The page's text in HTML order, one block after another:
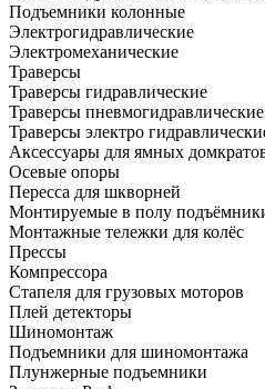
Подъемники колонные
Электрогидравлические
Электромеханические
Траверсы
Траверсы гидравлические
Траверсы пневмогидравлические
Траверсы электро
Аксессуары для ямных
Осевые опоры
Пересса для шкворней
Монтируемые в полу
Монтажные тележки для колёс
Прессы
Компрессора
Стапеля для грузовых моторов
Плей детекторы
Шиномонтаж
Подъемники для шиномонтажа
Плунжерные подъемники